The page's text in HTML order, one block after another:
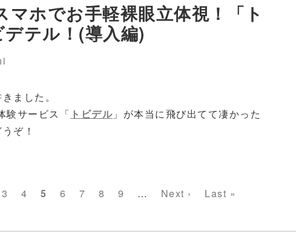
マホでお手軽裸眼立体視！「ト
テル！(導入編)
ました。
験サービス「 トビデル 」が本当に飛び出てて凄かった
ぞ！
Page
3 Page
4
カ
5 Page
6 Page
7 Page
8 Page
9 …
次
Next ›
最
Last »